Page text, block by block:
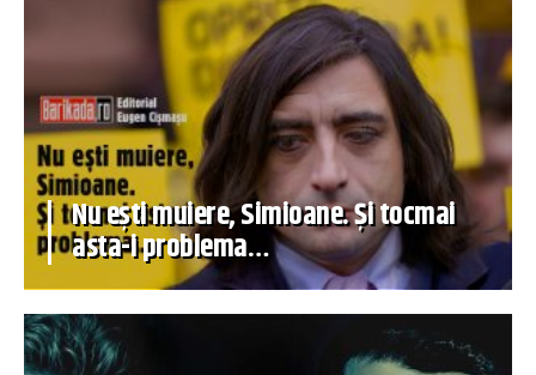
Nu ești muiere, Simioane. Și tocmai
asta-i problema…